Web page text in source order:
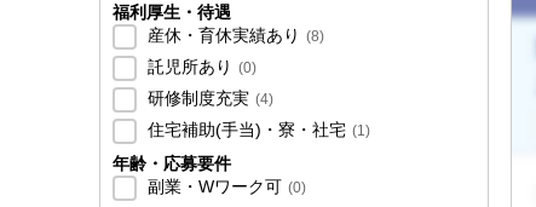
福利厚生・待遇
産休・育休実績あり (8)
託児所あり (0)
研修制度充実 (4)
住宅補助(手当)・寮・社宅 (1)
年齢・応募要件
副業・Wワーク可 (0)